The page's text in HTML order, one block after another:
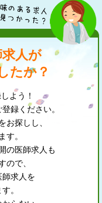
人が
たか？
よう！
録ください。
お探しし、
す。
の医師求人も
ので、
求人を
。